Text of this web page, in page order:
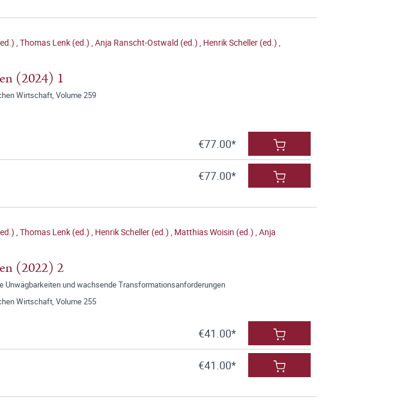
,Thomas Lenk (ed.) ,Anja Ranscht-Ostwald (ed.) , Henrik Scheller (ed.) ,
(2024) 1
Wirtschaft, Volume 259
€77.00*
€77.00*
,Thomas Lenk (ed.) , Henrik Scheller (ed.) , Matthias Woisin (ed.) ,Anja
(2022) 2
Unwägbarkeiten und wachsende Transformationsanforderungen
Wirtschaft, Volume 255
€41.00*
€41.00*